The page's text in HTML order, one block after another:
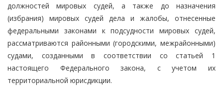
должностей мировых судей, а также до назначения
(избрания) мировых судей дела и жалобы, отнесенные
федеральными законами к подсудности мировых судей,
рассматриваются районными (городскими, межрайонными)
судами, созданными в соответствии со статьей 1
настоящего Федерального закона, с учетом их
территориальной юрисдикции.